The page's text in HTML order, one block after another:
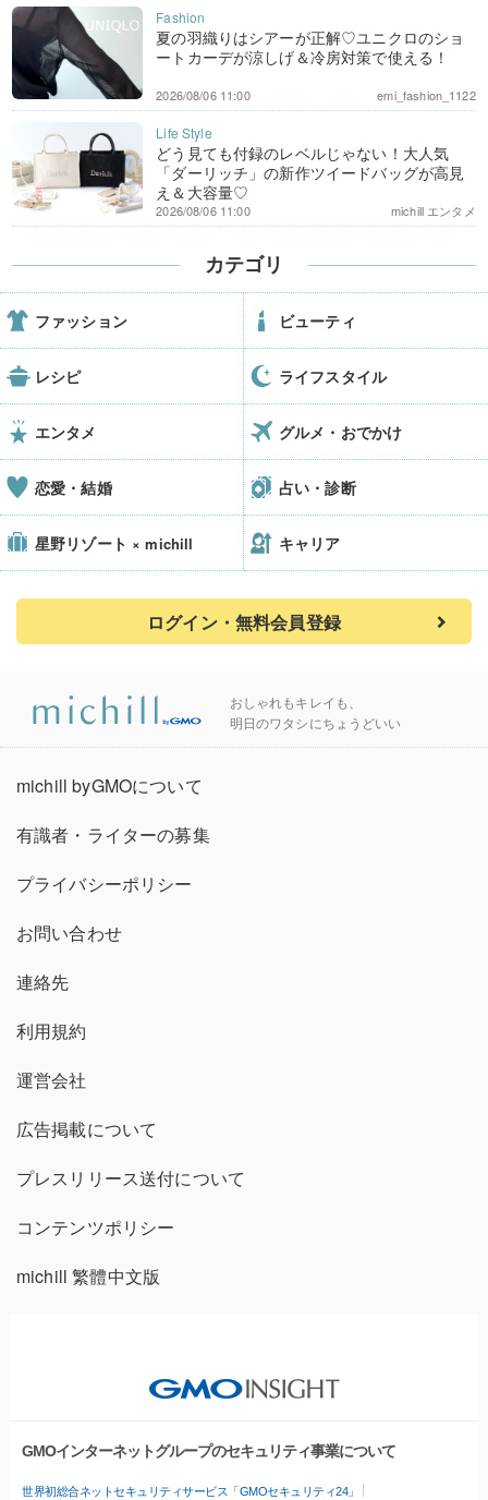
夏の羽織りはシアーが正解♡ユニクロのショ
ートカーデが涼しげ＆冷房対策で使える！
emi_fashion_1122
2026/08/06 11:00
どう見ても付録のレベルじゃない！大人気
「ダーリッチ」の新作ツイードバッグが高見
え＆大容量♡
michill エンタメ
2026/08/06 11:00
カテゴリ
ファッション ビューティ
レシピ ライフスタイル
エンタメ グルメ・おでかけ
恋愛・結婚 占い・診断
星野リゾート × michill キャリア
ログイン・無料会員登録
おしゃれもキレイも、
明日のワタシにちょうどいい
michill byGMOについて
有識者・ライターの募集
プライバシーポリシー
お問い合わせ
連絡先
利用規約
運営会社
広告掲載について
プレスリリース送付について
コンテンツポリシー
michill 繁體中文版
GMOインターネットグループのセキュリティ事業について
世界初総合ネットセキュリティサービス「GMOセキュリティ24」